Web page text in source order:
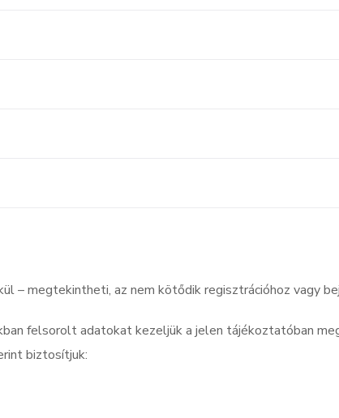
– megtekintheti, az nem kötődik regisztrációhoz vagy
felsorolt adatokat kezeljük a jelen tájékoztatóban
biztosítjuk: